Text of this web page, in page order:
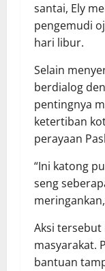
santai, Ely
pengemudi
hari libur.
Selain
berdialog
pentingnya
ketertiban
perayaan
“Ini katong
seng
Aksi
masyarakat.
bantuan